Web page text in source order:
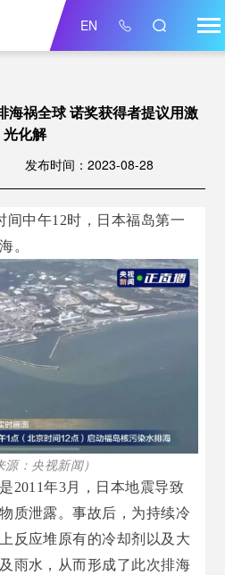
EN
海祸全球 诺奖获得者提议用激
光化解
发布时间：2023-08-28
间中午12时，日本福岛第一
。
源：央视新闻）
2011年3月，日本地震导致
质泄露。事故后，为持续冷
反应堆原有的冷却剂以及大
雨水，从而形成了此次排海